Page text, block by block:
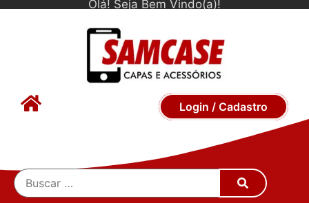
Olá! Seja Bem Vindo(a)!
Login / Cadastro